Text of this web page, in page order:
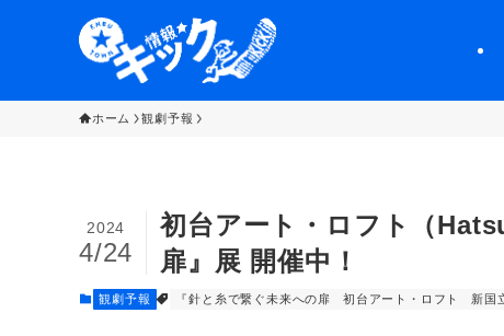
ホーム 観劇予報
初台アート・ロフト（
扉』展 開催中！
2024
4/24
観劇予報 『針と糸で繋ぐ未来への扉 初台アート・ロフト 新国